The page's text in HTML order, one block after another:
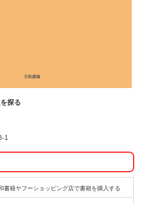
探る
1
書籍ヤフーショッピング店で書籍を購入する